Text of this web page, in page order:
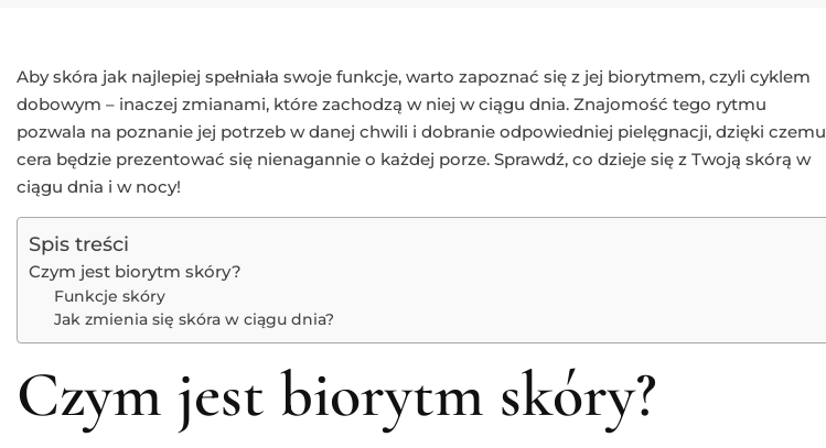
Aby skóra jak najlepiej spełniała swoje funkcje, warto zapoznać się z jej biorytmem, czyli cyklem
dobowym – inaczej zmianami, które zachodzą w niej w ciągu dnia. Znajomość tego rytmu
pozwala na poznanie jej potrzeb w danej chwili i dobranie odpowiedniej pielęgnacji, dzięki czemu
cera będzie prezentować się nienagannie o każdej porze. Sprawdź, co dzieje się z Twoją skórą w
ciągu dnia i w nocy!
Spis treści
Czym jest biorytm skóry?
Funkcje skóry
Jak zmienia się skóra w ciągu dnia?
Czym jest biorytm skóry?